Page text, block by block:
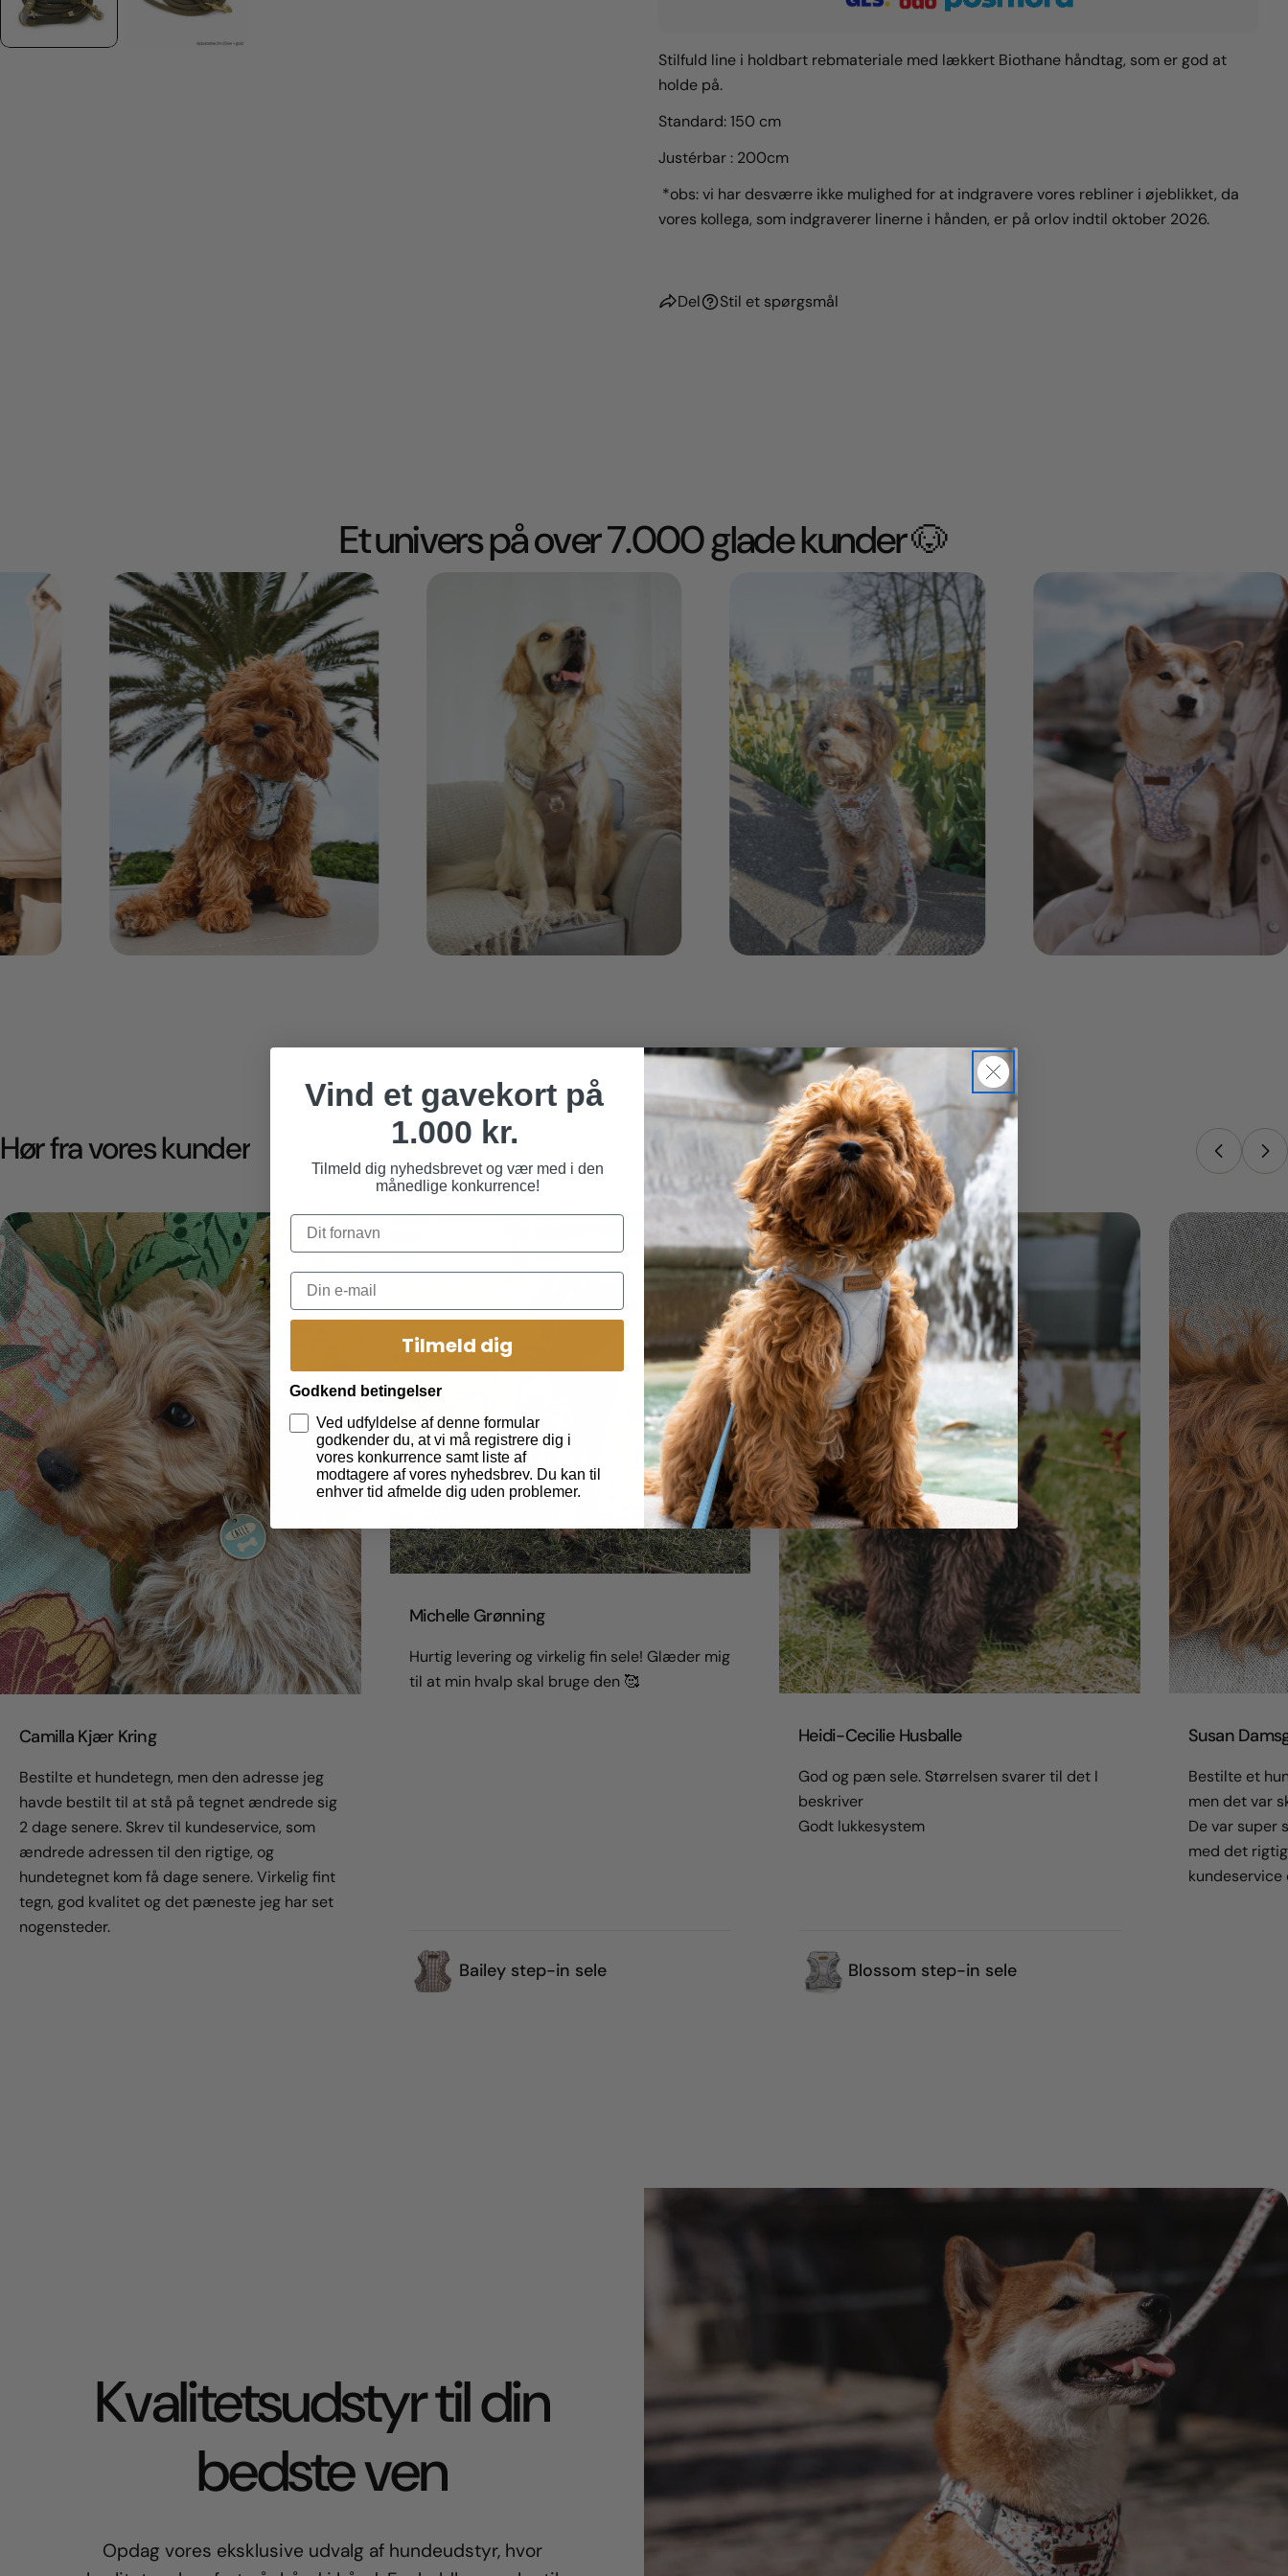
Stilfuld line i holdbart rebmateriale med lækkert Biothane håndtag, som er god at
holde på.
Standard: 150 cm
Justérbar : 200cm
*obs:vi har desværre ikke mulighed for at indgravere vores rebliner i øjeblikket, da
vores kollega, som indgraverer linerne i hånden, er på orlov indtil oktober 2026.
Del Stil et spørgsmål
Et univers på over 7.000 glade kunder 🐶
Hør fra vores kunder
Camilla Kjær Kring
Bestilte et hundetegn, men den adresse jeg
havde bestilt til at stå på tegnet ændrede sig
2 dage senere. Skrev til kundeservice, som
ændrede adressen til den rigtige, og
hundetegnet kom få dage senere. Virkelig fint
tegn, god kvalitet og det pæneste jeg har set
nogensteder.
Michelle Grønning
Hurtig levering og virkelig fin sele! Glæder mig
til at min hvalp skal bruge den 🥰
Bailey step-in sele
Heidi-Cecilie Husballe
God og pæn sele. Størrelsen svarer til det I
beskriver
Godt lukkesystem
Blossom step-in sele
Susan
Bestilte et
men det var
De var super
med det
kundeservice
Kvalitetsudstyr til din
bedste ven
Opdag vores eksklusive udvalg af hundeudstyr, hvor
Vind et gavekort på
1.000 kr.
Tilmeld dig nyhedsbrevet og vær med i den
månedlige konkurrence!
Tilmeld dig
Godkend betingelser
Ved udfyldelse af denne formular
godkender du, at vi må registrere dig i
vores konkurrence samt liste af
modtagere af vores nyhedsbrev. Du kan til
enhver tid afmelde dig uden problemer.